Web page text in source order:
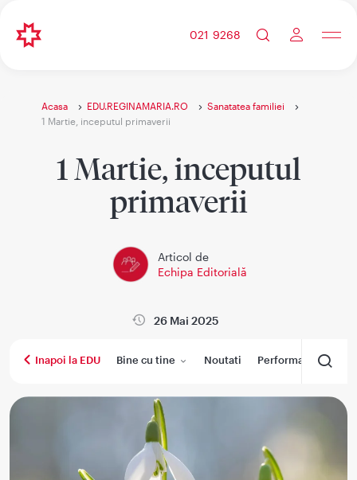
021 9268
Acasa EDU.REGINAMARIA.RO
Sanatatea familiei
1 Martie, inceputul primaverii
1 Martie, inceputul
primaverii
Articol de
Echipa Editorială
26 Mai 2025
Inapoi la EDU Bine cu tine Noutati Performanta